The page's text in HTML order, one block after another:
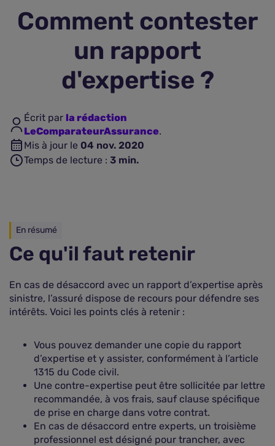
Assurance vie
Plus d'assurances
Comment contester
un rapport
d'expertise ?
Écrit par la rédaction
LeComparateurAssurance.
Mis à jour le 04 nov. 2020
Temps de lecture : 3 min.
En résumé
Ce qu'il faut retenir
En cas de désaccord avec un rapport d’expertise après
sinistre, l’assuré dispose de recours pour défendre ses
intérêts. Voici les points clés à retenir :
Vous pouvez demander une copie du rapport
d’expertise et y assister, conformément à l’article
1315 du Code civil.
Une contre-expertise peut être sollicitée par lettre
recommandée, à vos frais, sauf clause spécifique
de prise en charge dans votre contrat.
En cas de désaccord entre experts, un troisième
professionnel est désigné pour trancher, avec